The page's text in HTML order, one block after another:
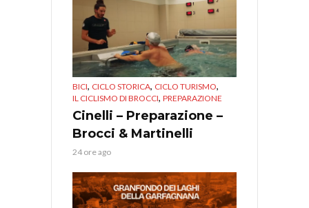
BICI, CICLO STORICA, CICLO TURISMO,
IL CICLISMO DI BROCCI, PREPARAZIONE
Cinelli – Preparazione –
Brocci & Martinelli
24 ore ago